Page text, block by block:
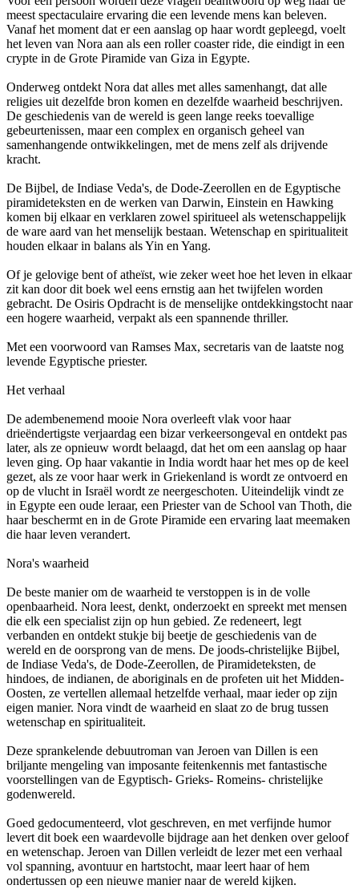
meest spectaculaire ervaring die een levende mens kan beleven.
Vanaf het moment dat er een aanslag op haar wordt gepleegd, voelt
het leven van Nora aan als een roller coaster ride, die eindigt in een
crypte in de Grote Piramide van Giza in Egypte.
Onderweg ontdekt Nora dat alles met alles samenhangt, dat alle
religies uit dezelfde bron komen en dezelfde waarheid beschrijven.
De geschiedenis van de wereld is geen lange reeks toevallige
gebeurtenissen, maar een complex en organisch geheel van
samenhangende ontwikkelingen, met de mens zelf als drijvende
kracht.
De Bijbel, de Indiase Veda's, de Dode-Zeerollen en de Egyptische
piramideteksten en de werken van Darwin, Einstein en Hawking
komen bij elkaar en verklaren zowel spiritueel als wetenschappelijk
de ware aard van het menselijk bestaan. Wetenschap en spiritualiteit
houden elkaar in balans als Yin en Yang.
Of je gelovige bent of atheïst, wie zeker weet hoe het leven in elkaar
zit kan door dit boek wel eens ernstig aan het twijfelen worden
gebracht. De Osiris Opdracht is de menselijke ontdekkingstocht naar
een hogere waarheid, verpakt als een spannende thriller.
Met een voorwoord van Ramses Max, secretaris van de laatste nog
levende Egyptische priester.
Het verhaal
De adembenemend mooie Nora overleeft vlak voor haar
drieëndertigste verjaardag een bizar verkeersongeval en ontdekt pas
later, als ze opnieuw wordt belaagd, dat het om een aanslag op haar
leven ging. Op haar vakantie in India wordt haar het mes op de keel
gezet, als ze voor haar werk in Griekenland is wordt ze ontvoerd en
op de vlucht in Israël wordt ze neergeschoten. Uiteindelijk vindt ze
in Egypte een oude leraar, een Priester van de School van Thoth, die
haar beschermt en in de Grote Piramide een ervaring laat meemaken
die haar leven verandert.
Nora's waarheid
De beste manier om de waarheid te verstoppen is in de volle
openbaarheid. Nora leest, denkt, onderzoekt en spreekt met mensen
die elk een specialist zijn op hun gebied. Ze redeneert, legt
verbanden en ontdekt stukje bij beetje de geschiedenis van de
wereld en de oorsprong van de mens. De joods-christelijke Bijbel,
de Indiase Veda's, de Dode-Zeerollen, de Piramideteksten, de
hindoes, de indianen, de aboriginals en de profeten uit het Midden-
Oosten, ze vertellen allemaal hetzelfde verhaal, maar ieder op zijn
eigen manier. Nora vindt de waarheid en slaat zo de brug tussen
wetenschap en spiritualiteit.
Deze sprankelende debuutroman van Jeroen van Dillen is een
briljante mengeling van imposante feitenkennis met fantastische
voorstellingen van de Egyptisch- Grieks- Romeins- christelijke
godenwereld.
Goed gedocumenteerd, vlot geschreven, en met verfijnde humor
levert dit boek een waardevolle bijdrage aan het denken over geloof
en wetenschap. Jeroen van Dillen verleidt de lezer met een verhaal
vol spanning, avontuur en hartstocht, maar leert haar of hem
ondertussen op een nieuwe manier naar de wereld kijken.